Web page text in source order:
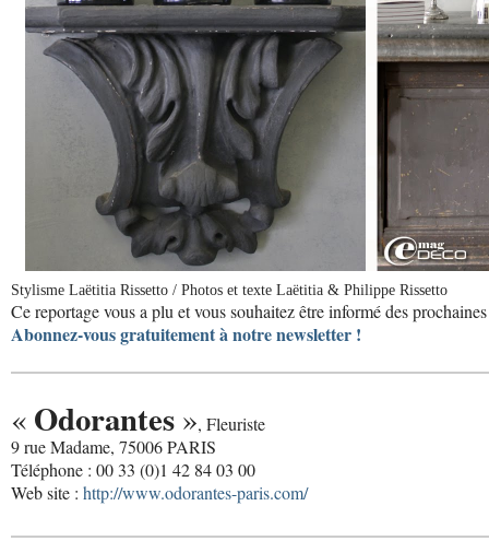
Stylisme Laëtitia Rissetto / Photos et texte Laëtitia & Philippe Rissetto
Ce reportage vous a plu et vous souhaitez être informé des
Abonnez-vous gratuitement à notre newsletter !
« Odorantes », Fleuriste
9 rue Madame, 75006 PARIS
Téléphone : 00 33 (0)1 42 84 03 00
Web site : http://www.odorantes-paris.com/